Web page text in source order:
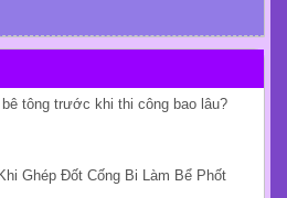
bê tông trước khi thi công bao lâu?
Ghép Đốt Cống Bi Làm Bể Phốt